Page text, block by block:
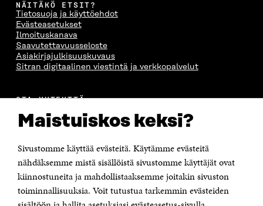
Maistuiskos keksi?
Sivustomme käyttää evästeitä. Käytämme evästeitä
nähdäksemme mistä sisällöistä sivustomme käyttäjät ovat
kiinnostuneita ja mahdollistaaksemme joitakin sivuston
toiminnallisuuksia. Voit tutustua tarkemmin evästeiden
NÄITÄKÖ ETSIT?
Tietosuoja ja käyttöehdot
Evästeasetukset
Ilmoituskanava
Saavutettavuusseloste
Asiakirjajulkisuuskuvaus
Sitran digitaalinen viestintä ja verkkopalvelut
OTA YHTEYTTÄ
Itämerenkatu 11-13, PL 160,
00181 Helsinki
Puhelin +358 294 618 991
Sähköpostiosoite
Saapumisohjeet